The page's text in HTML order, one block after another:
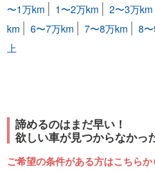
〜1万km
1〜2万km 2〜3万km
km
6〜7万km 7〜8万km 8
上
諦めるのはまだ早い！
欲しい車が見つからなかっ
ご希望の条件がある方はこちらか